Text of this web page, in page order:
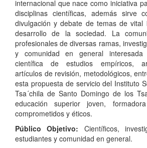
internacional que nace como iniciativa
disciplinas científicas, además sirve
divulgación y debate de temas de vital
desarrollo de la sociedad. La
profesionales de diversas ramas,
y comunidad en general
científica de estudios empíricos,
artículos de revisión, metodológicos,
esta propuesta de servicio del Instituto
Tsa´chila de Santo Domingo de los
educación superior joven,
comprometidos y éticos.
Público Objetivo: Científicos,
estudiantes y comunidad en general.